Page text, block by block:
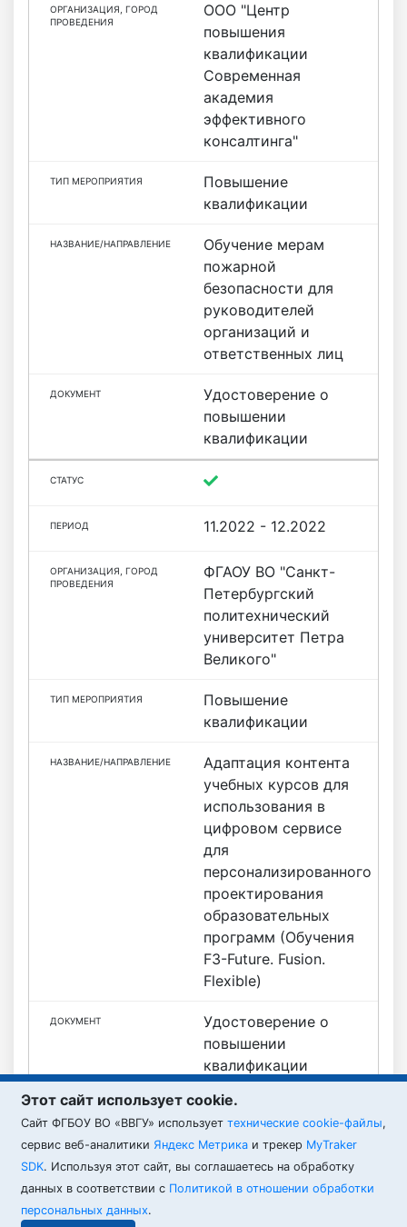
ООО "Центр
повышения
квалификации
Современная
академия
эффективного
консалтинга"
Повышение
квалификации
Обучение мерам
пожарной
безопасности для
руководителей
организаций и
ответственных лиц
Удостоверение о
повышении
квалификации
11.2022 - 12.2022
ФГАОУ ВО "Санкт-
Петербургский
политехнический
университет Петра
Великого"
Повышение
квалификации
Адаптация контента
учебных курсов для
использования в
цифровом сервисе
для
персонализированного
проектирования
образовательных
программ (Обучения
F3-Future. Fusion.
Flexible)
Удостоверение о
повышении
квалификации
— Подтверждено
ВВГУ
Этот сайт использует cookie.
Cайт ФГБОУ ВО «ВВГУ» использует технические cookie-файлы,
сервис веб-аналитики Яндекс Метрика и трекер MyTraker
SDK. Используя этот сайт, вы соглашаетесь на обработку
данных в соответствии с Политикой в отношении обработки
персональных данных.